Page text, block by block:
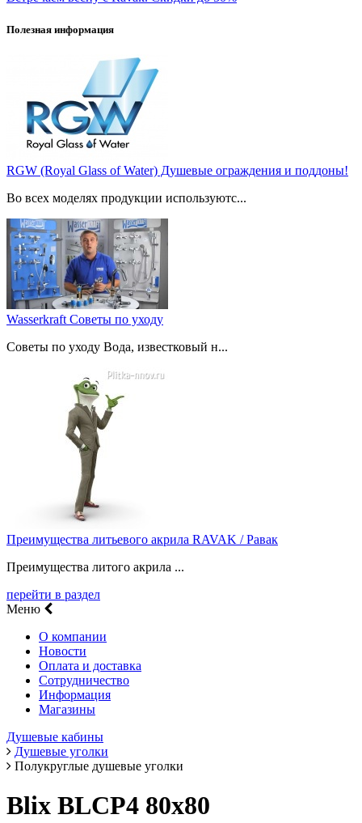
Полезная информация
RGW (Royal Glass of Water) Душевые ограждения и поддоны!
Во всех моделях продукции используютс...
Wasserkraft Советы по уходу
Советы по уходу Вода, известковый н...
Преимущества литьевого акрила RAVAK / Равак
Преимущества литого акрила ...
перейти в раздел
Меню
О компании
Новости
Оплата и доставка
Сотрудничество
Информация
Магазины
Душевые кабины
Душевые уголки
Полукруглые душевые уголки
Blix BLCP4 80х80